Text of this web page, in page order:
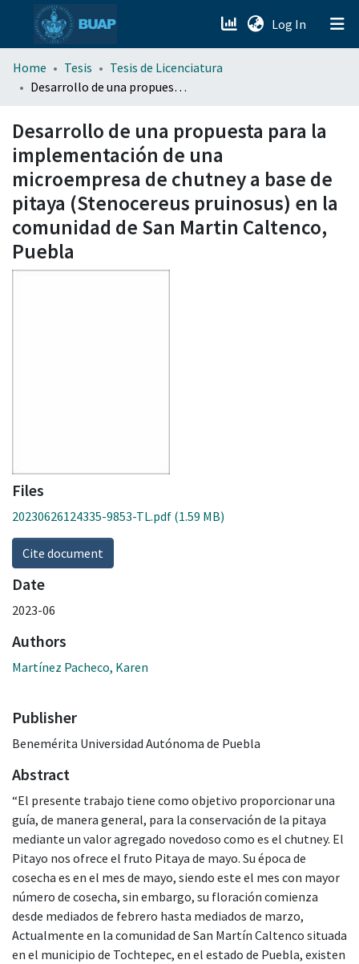
Log In (current)
menu.section.about_menu
Home Tesis
Tesis de Licenciatura
Desarrollo de una propuesta para la implementación de una microempresa de chutney a base de pitaya (Stenocereus pruinosus) en la comunidad de San Martin Caltenco, Puebla
Desarrollo de una propuesta para la
implementación de una
microempresa de chutney a base de
pitaya (Stenocereus pruinosus) en la
comunidad de San Martin Caltenco,
Puebla
Files
20230626124335-9853-TL.pdf (1.59 MB)
Cite document
Date
2023-06
Authors
Martínez Pacheco, Karen
Publisher
Benemérita Universidad Autónoma de Puebla
Abstract
“El presente trabajo tiene como objetivo proporcionar una
guía, de manera general, para la conservación de la pitaya
mediante un valor agregado novedoso como es el chutney. El
Pitayo nos ofrece el fruto Pitaya de mayo. Su época de
cosecha es en el mes de mayo, siendo este el mes con mayor
número de cosecha, sin embargo, su floración comienza
desde mediados de febrero hasta mediados de marzo,
Actualmente en la comunidad de San Martín Caltenco situada
en el municipio de Tochtepec, en el estado de Puebla, existen